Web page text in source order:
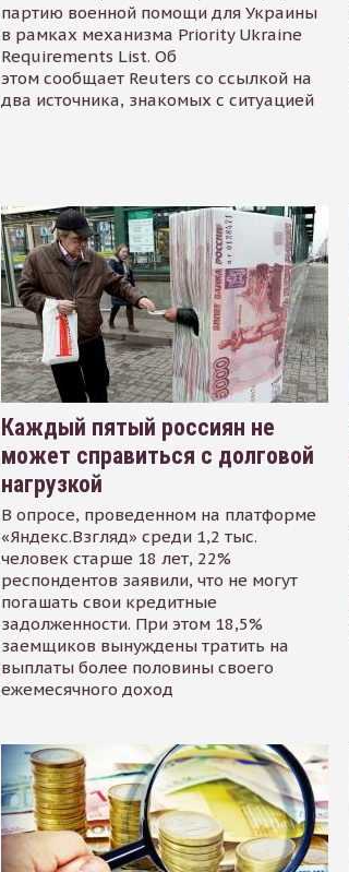
партию военной помощи для Украины
в рамках механизма Priority Ukraine
Requirements List. Об
этом сообщает Reuters со ссылкой на
два источника, знакомых с ситуацией
Каждый пятый россиян не
может справиться с долговой
нагрузкой
В опросе, проведенном на платформе
«Яндекс.Взгляд» среди 1,2 тыс.
человек старше 18 лет, 22%
респондентов заявили, что не могут
погашать свои кредитные
задолженности. При этом 18,5%
заемщиков вынуждены тратить на
выплаты более половины своего
ежемесячного доход